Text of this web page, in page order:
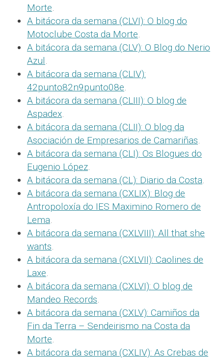
Morte.
A bitácora da semana (CLVI): O blog do
Motoclube Costa da Morte.
A bitácora da semana (CLV): O Blog do Nerio
Azul.
A bitácora da semana (CLIV):
42punto82n9punto08e.
A bitácora da semana (CLIII): O blog de
Aspadex.
A bitácora da semana (CLII): O blog da
Asociación de Empresarios de Camariñas.
A bitácora da semana (CLI): Os Blogues do
Eugenio López.
A bitácora da semana (CL): Diario da Costa.
A bitácora da semana (CXLIX): Blog de
Antropoloxía do IES Maximino Romero de
Lema.
A bitácora da semana (CXLVIII): All that she
wants.
A bitácora da semana (CXLVII): Caolines de
Laxe.
A bitácora da semana (CXLVI): O blog de
Mandeo Records.
A bitácora da semana (CXLV): Camiños da
Fin da Terra – Sendeirismo na Costa da
Morte.
A bitácora da semana (CXLIV): As Crebas de